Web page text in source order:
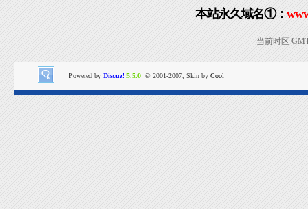
本站永久域名①：
当前时区
Powered by Discuz! 5.5.0 © 2001-2007, Skin by Cool